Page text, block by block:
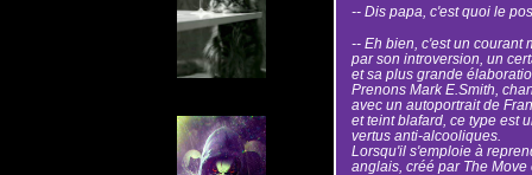
-- Dis papa, c'est quoi le
-- Eh bien, c'est un courant
par son introversion, un
et sa plus grande
Prenons Mark E.Smith,
avec un autoportrait de
et teint blafard, ce type est
vertus anti-alcooliques.
Lorsqu'il s'emploie à
anglais, créé par The